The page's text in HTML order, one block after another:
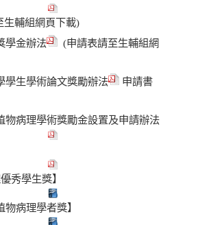
生輔組網頁下載)
學金辦法
(申請表請至生輔組網
學生學術論文獎勵辦法
申請書
物病理學術獎勵金設置及申請辦法
秀學生獎】
物病理學者獎】